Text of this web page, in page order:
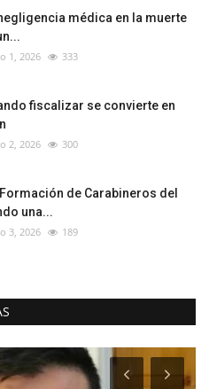
médica en la muerte
1, 2026 333
fiscalizar se convierte en
2, 2026 300
de Carabineros del
una...
3, 2026 189